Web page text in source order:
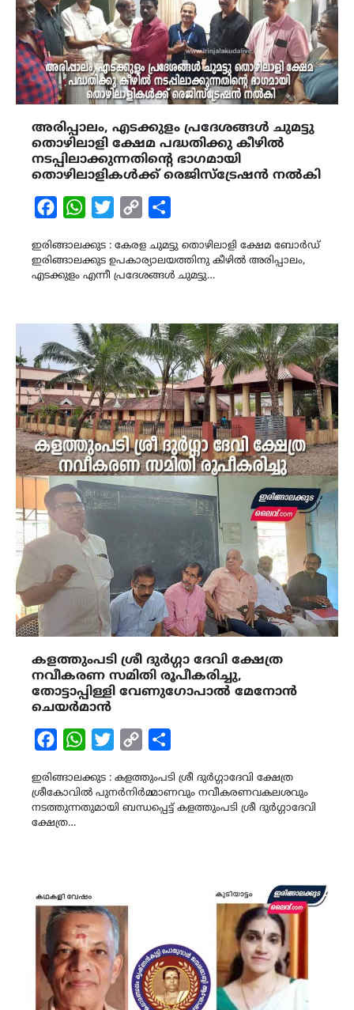
അരിപ്പാലം, എടക്കുളം പ്രദേശങ്ങൾ ചുമട്ടു
തൊഴിലാളി ക്ഷേമ പദ്ധതിക്കു കീഴിൽ
നടപ്പിലാക്കുന്നതിന്റെ ഭാഗമായി
തൊഴിലാളികൾക്ക് രെജിസ്ട്രേഷൻ നൽകി
FacebookWhatsAppTwitterCopy
ഇരിങ്ങാലക്കുട : കേരള ചുമട്ടു തൊഴിലാളി ക്ഷേമ ബോർഡ്‌
ഇരിങ്ങാലക്കുട ഉപകാര്യാലയത്തിനു കീഴിൽ അരിപ്പാലം,
എടക്കുളം എന്നീ പ്രദേശങ്ങൾ ചുമട്ടു…
കളത്തുംപടി ശ്രീ ദുർഗ്ഗാ ദേവി ക്ഷേത്ര
നവീകരണ സമിതി രൂപീകരിച്ചു,
തോട്ടാപ്പിള്ളി വേണുഗോപാൽ മേനോൻ
ചെയർമാൻ
FacebookWhatsAppTwitterCopy
ഇരിങ്ങാലക്കുട : കളത്തുംപടി ശ്രീ ദുർഗ്ഗാദേവി ക്ഷേത്ര
ശ്രീകോവിൽ പുനർനിർമ്മാണവും നവീകരണവകലശവും
നടത്തുന്നതുമായി ബന്ധപ്പെട്ട് കളത്തുംപടി ശ്രീ ദുർഗ്ഗാദേവി
ക്ഷേത്ര…